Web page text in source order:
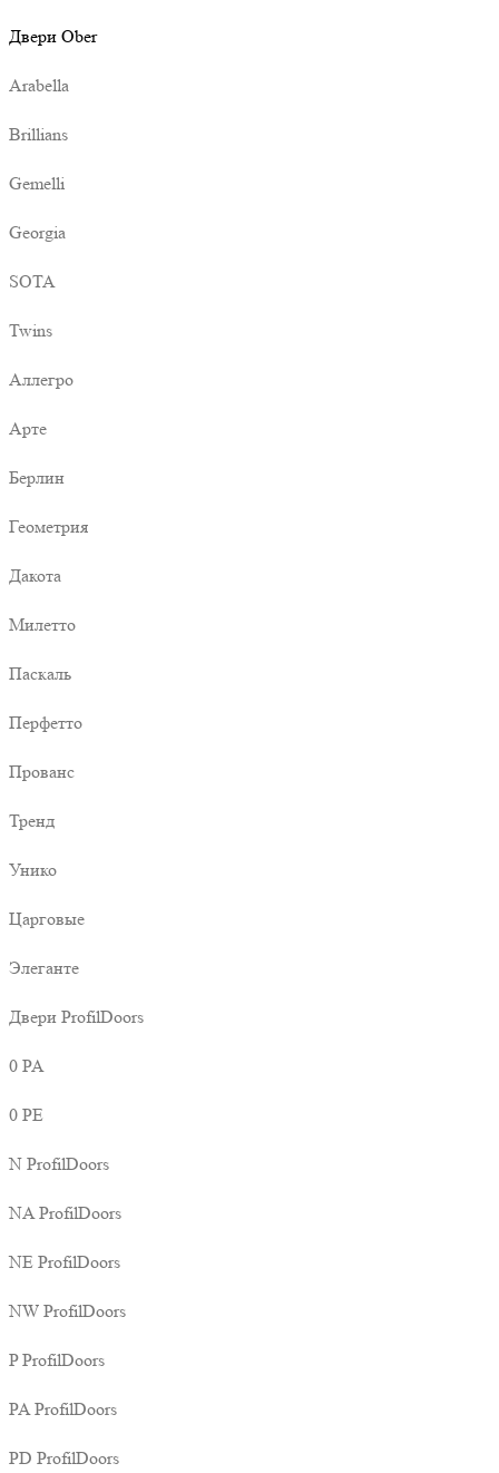
Двери Ober
Arabella
Brillians
Gemelli
Georgia
SOTA
Twins
Аллегро
Арте
Берлин
Геометрия
Дакота
Милетто
Паскаль
Перфетто
Прованс
Тренд
Унико
Царговые
Элеганте
Двери ProfilDoors
0 PA
0 PE
N ProfilDoors
NA ProfilDoors
NE ProfilDoors
NW ProfilDoors
P ProfilDoors
PA ProfilDoors
PD ProfilDoors